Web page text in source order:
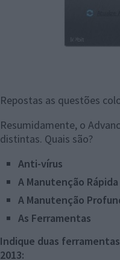
Repostas as questões
Resumidamente, o
distintas. Quais são?
Anti-vírus
A Manutenção Rápida
A Manutenção
As Ferramentas
Indique duas
2013: